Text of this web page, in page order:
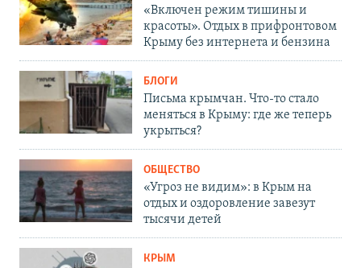
«Включен режим тишины и
красоты». Отдых в прифронтовом
Крыму без интернета и бензина
БЛОГИ
Письма крымчан. Что-то стало
меняться в Крыму: где же теперь
укрыться?
ОБЩЕСТВО
«Угроз не видим»: в Крым на
отдых и оздоровление завезут
тысячи детей
КРЫМ